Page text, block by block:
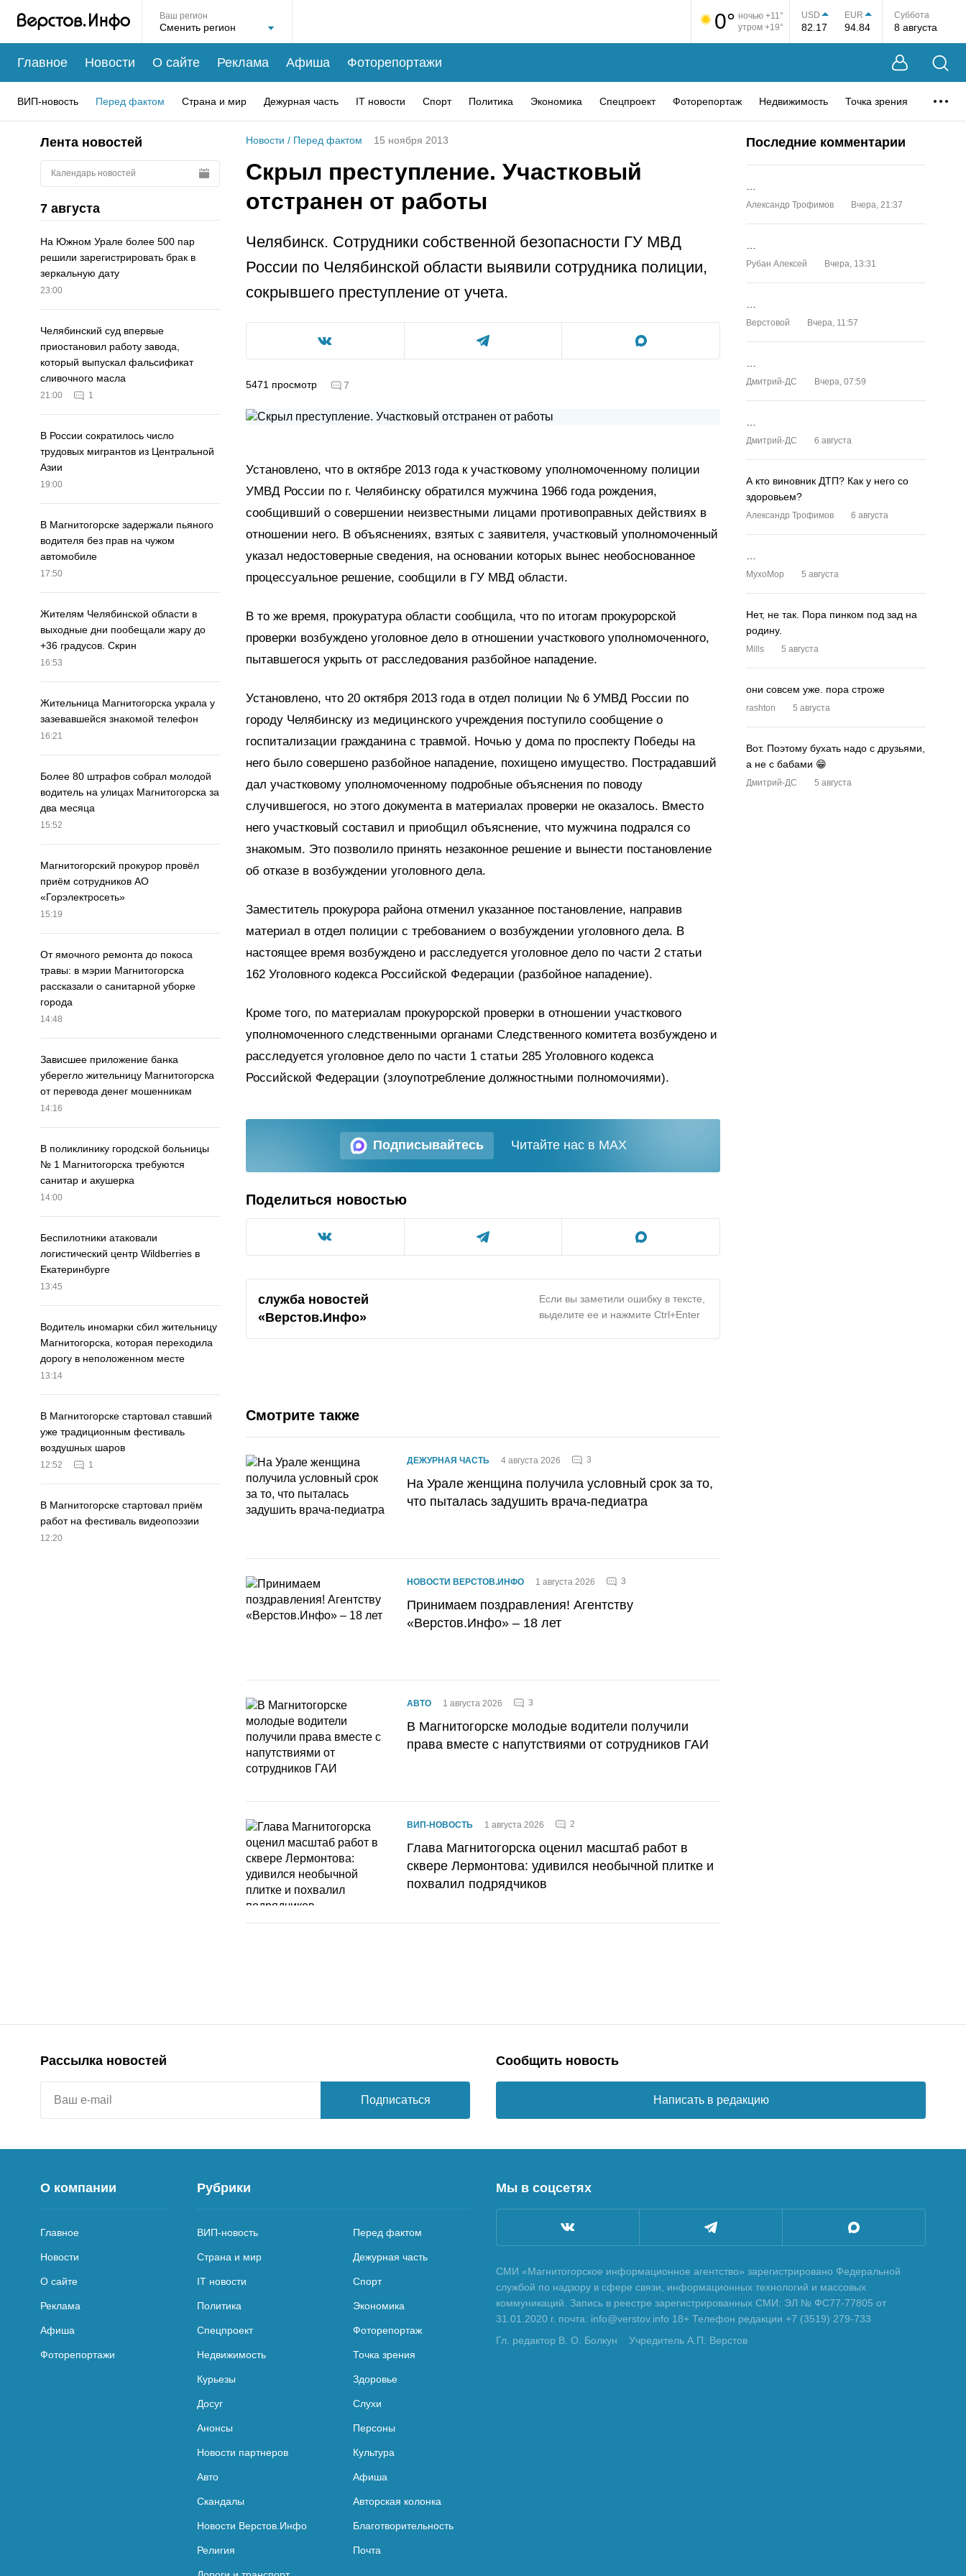
Ваш регион 0° ночью +11°
утром +19°
USD
82.17
EUR
94.84
Суббота
8 августа
Главное Новости О сайте Реклама Афиша Фоторепортажи
ВИП-новость Перед фактом Страна и мир Дежурная часть IT новости Спорт Политика Экономика Спецпроект Фоторепортаж Недвижимость Точка зрения
Лента новостей
Календарь новостей
7 августа
На Южном Урале более 500 пар
решили зарегистрировать брак в
зеркальную дату
23:00
Челябинский суд впервые
приостановил работу завода,
который выпускал фальсификат
сливочного масла
21:00 1
В России сократилось число
трудовых мигрантов из Центральной
Азии
19:00
В Магнитогорске задержали пьяного
водителя без прав на чужом
автомобиле
17:50
Жителям Челябинской области в
выходные дни пообещали жару до
+36 градусов. Скрин
16:53
Жительница Магнитогорска украла у
зазевавшейся знакомой телефон
16:21
Более 80 штрафов собрал молодой
водитель на улицах Магнитогорска за
два месяца
15:52
Магнитогорский прокурор провёл
приём сотрудников АО
«Горэлектросеть»
15:19
От ямочного ремонта до покоса
травы: в мэрии Магнитогорска
рассказали о санитарной уборке
города
14:48
Зависшее приложение банка
уберегло жительницу Магнитогорска
от перевода денег мошенникам
14:16
В поликлинику городской больницы
№ 1 Магнитогорска требуются
санитар и акушерка
14:00
Беспилотники атаковали
логистический центр Wildberries в
Екатеринбурге
13:45
Водитель иномарки сбил жительницу
Магнитогорска, которая переходила
дорогу в неположенном месте
13:14
В Магнитогорске стартовал ставший
уже традиционным фестиваль
воздушных шаров
12:52 1
В Магнитогорске стартовал приём
работ на фестиваль видеопоэзии
12:20
Новости / Перед фактом 15 ноября 2013
Скрыл преступление. Участковый
отстранен от работы
Челябинск. Сотрудники собственной безопасности ГУ МВД
России по Челябинской области выявили сотрудника полиции,
сокрывшего преступление от учета.
5471 просмотр 7
Установлено, что в октябре 2013 года к участковому уполномоченному полиции
УМВД России по г. Челябинску обратился мужчина 1966 года рождения,
сообщивший о совершении неизвестными лицами противоправных действиях в
отношении него. В объяснениях, взятых с заявителя, участковый уполномоченный
указал недостоверные сведения, на основании которых вынес необоснованное
процессуальное решение, сообщили в ГУ МВД области.
В то же время, прокуратура области сообщила, что по итогам прокурорской
проверки возбуждено уголовное дело в отношении участкового уполномоченного,
пытавшегося укрыть от расследования разбойное нападение.
Установлено, что 20 октября 2013 года в отдел полиции № 6 УМВД России по
городу Челябинску из медицинского учреждения поступило сообщение о
госпитализации гражданина с травмой. Ночью у дома по проспекту Победы на
него было совершено разбойное нападение, похищено имущество. Пострадавший
дал участковому уполномоченному подробные объяснения по поводу
случившегося, но этого документа в материалах проверки не оказалось. Вместо
него участковый составил и приобщил объяснение, что мужчина подрался со
знакомым. Это позволило принять незаконное решение и вынести постановление
об отказе в возбуждении уголовного дела.
Заместитель прокурора района отменил указанное постановление, направив
материал в отдел полиции с требованием о возбуждении уголовного дела. В
настоящее время возбуждено и расследуется уголовное дело по части 2 статьи
162 Уголовного кодекса Российской Федерации (разбойное нападение).
Кроме того, по материалам прокурорской проверки в отношении участкового
уполномоченного следственными органами Следственного комитета возбуждено и
расследуется уголовное дело по части 1 статьи 285 Уголовного кодекса
Российской Федерации (злоупотребление должностными полномочиями).
Подписывайтесь Читайте нас в MAX
Поделиться новостью
служба новостей
«Верстов.Инфо»
Если вы заметили ошибку в тексте,
выделите ее и нажмите Ctrl+Enter
Смотрите также
ДЕЖУРНАЯ ЧАСТЬ 4 августа 2026 3
На Урале женщина получила условный срок за то,
что пыталась задушить врача-педиатра
НОВОСТИ ВЕРСТОВ.ИНФО 1 августа 2026 3
Принимаем поздравления! Агентству
«Верстов.Инфо» – 18 лет
АВТО 1 августа 2026 3
В Магнитогорске молодые водители получили
права вместе с напутствиями от сотрудников ГАИ
ВИП-НОВОСТЬ 1 августа 2026 2
Глава Магнитогорска оценил масштаб работ в
сквере Лермонтова: удивился необычной плитке и
похвалил подрядчиков
Последние комментарии
Александр Трофимов Вчера, 21:37
Рубан Алексей Вчера, 13:31
Верстовой Вчера, 11:57
Дмитрий-ДС Вчера, 07:59
Дмитрий-ДС 6 августа
А кто виновник ДТП? Как у него со
здоровьем?
Александр Трофимов 6 августа
MyxoMop 5 августа
Нет, не так. Пора пинком под зад на
родину.
Mills 5 августа
они совсем уже. пора строже
rashton 5 августа
Вот. Поэтому бухать надо с друзьями,
а не с бабами 😁
Дмитрий-ДС 5 августа
Рассылка новостей
Подписаться
Сообщить новость
Написать в редакцию
О компании
Главное
Новости
О сайте
Реклама
Афиша
Фоторепортажи
Рубрики
ВИП-новость Перед фактом
Страна и мир Дежурная часть
IT новости Спорт
Политика Экономика
Спецпроект Фоторепортаж
Недвижимость Точка зрения
Курьезы Здоровье
Досуг Слухи
Анонсы Персоны
Новости партнеров Культура
Авто Афиша
Скандалы Авторская колонка
Новости Верстов.Инфо Благотворительность
Религия Почта
Мы в соцсетях
СМИ «Магнитогорское информационное агентство» зарегистрировано Федеральной
службой по надзору в сфере связи, информационных технологий и массовых
коммуникаций. Запись в реестре зарегистрированных СМИ: ЭЛ № ФС77-77805 от
31.01.2020 г. почта: info@verstov.info 18+ Телефон редакции +7 (3519) 279-733
Гл. редактор В. О. Болкун
Учредитель А.П. Верстов